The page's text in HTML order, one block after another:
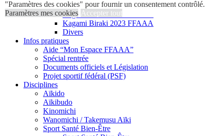
Jeunes
Kagami Biraki 2024 FFAAA
Kagami Biraki 2023 FFAAA
Divers
Infos pratiques
Aide “Mon Espace FFAAA”
Spécial rentrée
Documents officiels et Législation
Projet sportif fédéral (PSF)
Disciplines
Aïkido
Aïkibudo
Kinomichi
Wanomichi / Takemusu Aïki
Sport Santé Bien-Être
"Paramètres des cookies" pour fournir un consentement contrôlé.
Paramètres mes cookies Accepter tout